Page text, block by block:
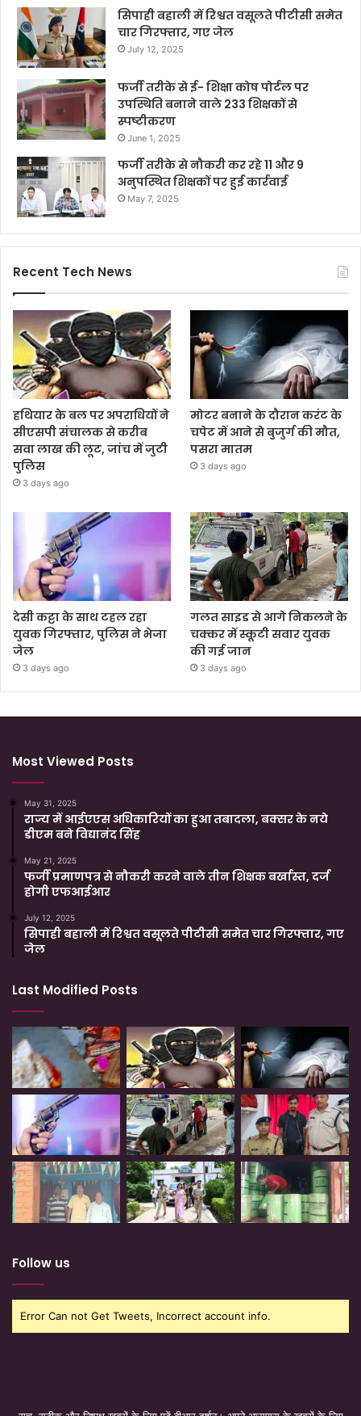
सिपाही बहाली में रिश्वत वसूलते पीटीसी समेत
चार गिरफ्तार, गए जेल
July 12, 2025
फर्जी तरीके से ई- शिक्षा कोष पोर्टल पर
उपस्थिति बनाने वाले 233 शिक्षकों से
स्पष्टीकरण
June 1, 2025
फर्जी तरीके से नौकरी कर रहे 11 और 9
अनुपस्थित शिक्षकों पर हुई कार्रवाई
May 7, 2025
Recent Tech News
हथियार के बल पर अपराधियों ने
सीएसपी संचालक से करीब
सवा लाख की लूट, जांच में जुटी
पुलिस
3 days ago
मोटर बनाने के दौरान करंट के
चपेट में आने से बुजुर्ग की मौत,
पसरा मातम
3 days ago
देसी कट्टा के साथ टहल रहा
युवक गिरफ्तार, पुलिस ने भेजा
जेल
3 days ago
गलत साइड से आगे निकलने के
चक्कर में स्कूटी सवार युवक
की गई जान
3 days ago
Most Viewed Posts
May 31, 2025
राज्य में आईएएस अधिकारियों का हुआ तबादला, बक्सर के नये
डीएम बने विद्यानंद सिंह
May 21, 2025
फर्जी प्रमाणपत्र से नौकरी करने वाले तीन शिक्षक बर्खास्त, दर्ज
होगी एफआईआर
July 12, 2025
सिपाही बहाली में रिश्वत वसूलते पीटीसी समेत चार गिरफ्तार, गए
जेल
Last Modified Posts
Follow us
Error Can not Get Tweets, Incorrect account info.